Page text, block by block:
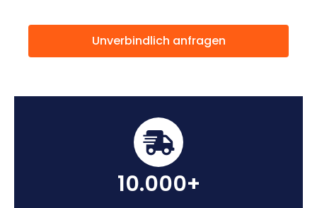
Unverbindlich anfragen
10.000+